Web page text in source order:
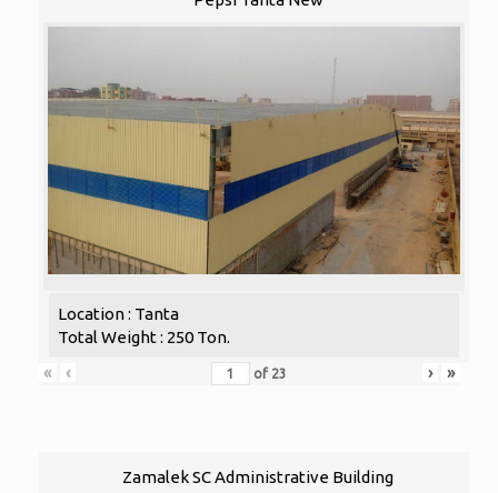
Location : Tanta
Total Weight : 250 Ton.
«
‹ of 23 › »
Zamalek SC Administrative Building